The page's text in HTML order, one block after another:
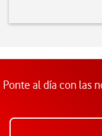
Ponte al día con las